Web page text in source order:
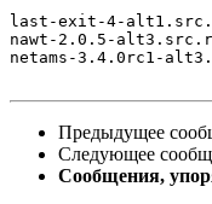
last-exit-4-
nawt-2.0.5-
netams-3.4.0rc1-
Предыдущее
Следующее
Сообщения,